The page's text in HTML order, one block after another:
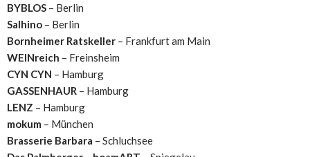
BYBLOS – Berlin
Salhino – Berlin
Bornheimer Ratskeller – Frankfurt am Main
WEINreich – Freinsheim
CYN CYN – Hamburg
GASSENHAUR – Hamburg
LENZ – Hamburg
mokum – München
Brasserie Barbara – Schluchsee